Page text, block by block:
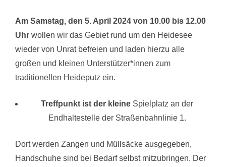
Am Samstag, den 5. April 2024 von 10.00 bis 12.00
Uhr wollen wir das Gebiet rund um den Heidesee
wieder von Unrat befreien und laden hierzu alle
großen und kleinen Unterstützer*innen zum
traditionellen Heideputz ein.
Treffpunkt ist der kleine Spielplatz an der
Endhaltestelle der Straßenbahnlinie 1.
Dort werden Zangen und Müllsäcke ausgegeben,
Handschuhe sind bei Bedarf selbst mitzubringen. Der